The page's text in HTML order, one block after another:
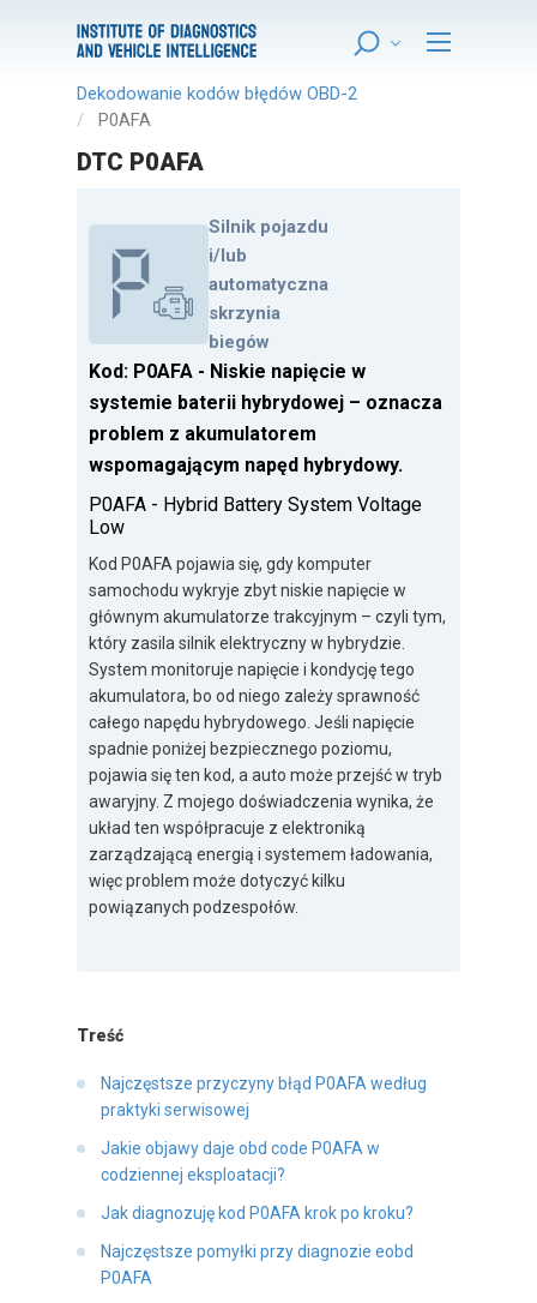
Dekodowanie kodów błędów OBD-2
P0AFA
DTC P0AFA
Silnik pojazdu
i/lub
automatyczna
skrzynia
biegów
Kod: P0AFA - Niskie napięcie w
systemie baterii hybrydowej – oznacza
problem z akumulatorem
wspomagającym napęd hybrydowy.
P0AFA - Hybrid Battery System Voltage
Low
Kod P0AFA pojawia się, gdy komputer
samochodu wykryje zbyt niskie napięcie w
głównym akumulatorze trakcyjnym – czyli tym,
który zasila silnik elektryczny w hybrydzie.
System monitoruje napięcie i kondycję tego
akumulatora, bo od niego zależy sprawność
całego napędu hybrydowego. Jeśli napięcie
spadnie poniżej bezpiecznego poziomu,
pojawia się ten kod, a auto może przejść w tryb
awaryjny. Z mojego doświadczenia wynika, że
układ ten współpracuje z elektroniką
zarządzającą energią i systemem ładowania,
więc problem może dotyczyć kilku
powiązanych podzespołów.
Treść
Najczęstsze przyczyny błąd P0AFA według
praktyki serwisowej
Jakie objawy daje obd code P0AFA w
codziennej eksploatacji?
Jak diagnozuję kod P0AFA krok po kroku?
Najczęstsze pomyłki przy diagnozie eobd
P0AFA